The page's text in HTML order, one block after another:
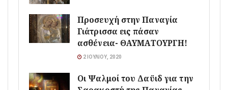
Προσευχή στην Παναγία
Γιάτρισσα εις πάσαν
ασθένεια- ΘΑΥΜΑΤΟΥΡΓΗ!
2 ΙΟΥΛΊΟΥ, 2020
Οι Ψαλμοί του Δαϋιδ για την